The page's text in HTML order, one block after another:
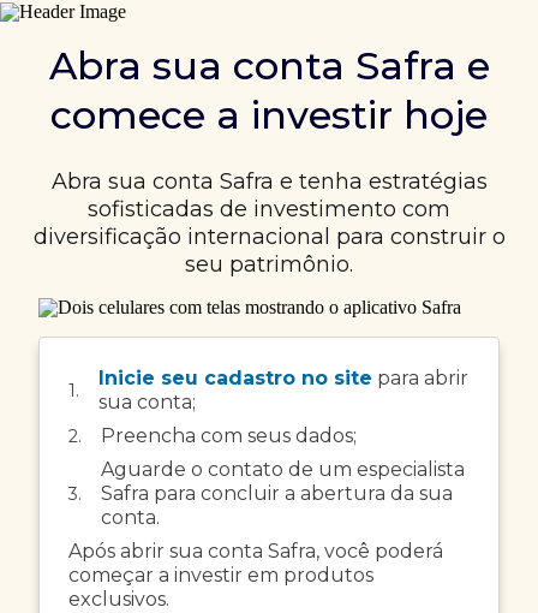
Abra sua conta Safra e
comece a investir hoje
Abra sua conta Safra e tenha estratégias
sofisticadas de investimento com
diversificação internacional para construir o
seu patrimônio.
1.
Inicie seu cadastro no site para abrir
sua conta;
2. Preencha com seus dados;
3.
Aguarde o contato de um especialista
Safra para concluir a abertura da sua
conta.
Após abrir sua conta Safra, você poderá
começar a investir em produtos
exclusivos.